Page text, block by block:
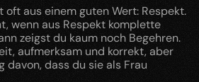
oft aus einem guten Wert: Respekt.
wenn aus Respekt komplette
zeigst du kaum noch Begehren.
aufmerksam und korrekt, aber
davon, dass du sie als Frau